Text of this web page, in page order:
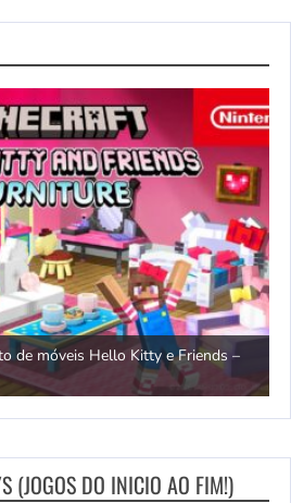
de móveis Hello Kitty e Friends –
(JOGOS DO INICIO AO FIM!)